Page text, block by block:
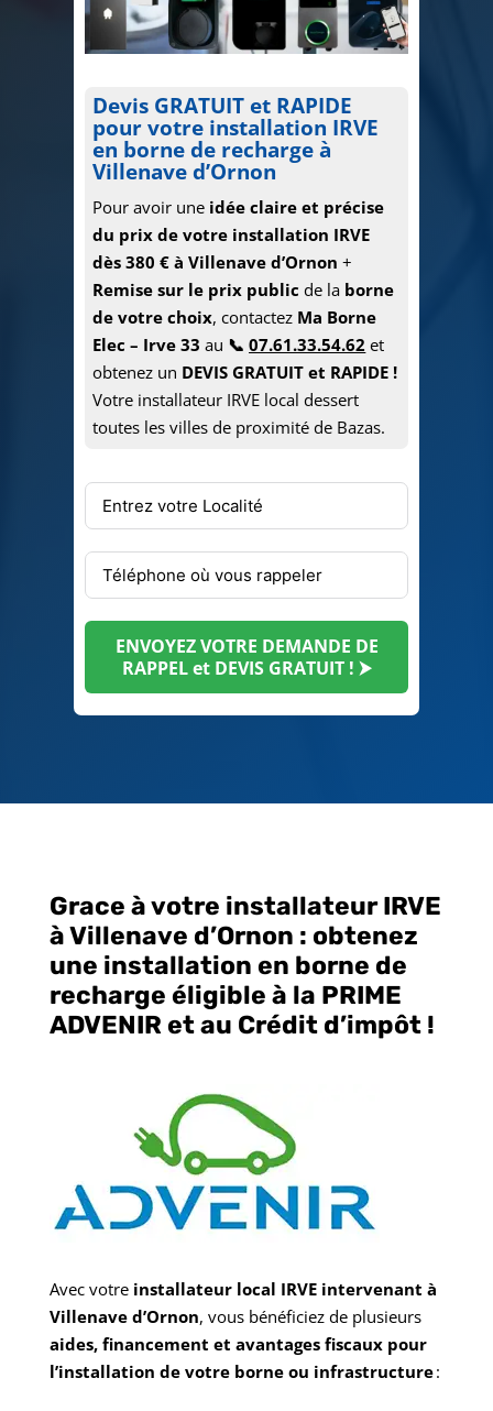
Devis GRATUIT et RAPIDE
pour votre installation IRVE
en borne de recharge à
Villenave d’Ornon
Pour avoir une idée claire et précise
du prix de votre installation IRVE
dès 380 € à Villenave d’Ornon +
Remise sur le prix public de la borne
de votre choix, contactez Ma Borne
Elec – Irve 33 au 📞 07.61.33.54.62 et
obtenez un DEVIS GRATUIT et RAPIDE !
Votre installateur IRVE local dessert
toutes les villes de proximité de Bazas.
ENVOYEZ VOTRE DEMANDE DE
RAPPEL et DEVIS GRATUIT ! ⮞
Grace à votre installateur IRVE
à Villenave d’Ornon : obtenez
une installation en borne de
recharge éligible à la PRIME
ADVENIR et au Crédit d’impôt !
Avec votre installateur local IRVE intervenant à
Villenave d’Ornon, vous bénéficiez de plusieurs
aides, financement et avantages fiscaux pour
l’installation de votre borne ou infrastructure: